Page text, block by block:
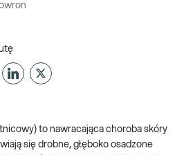
to nawracająca choroba skóry
się drobne, głęboko osadzone